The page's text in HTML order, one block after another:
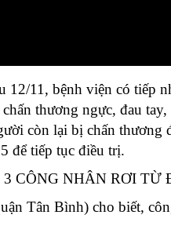
11, bệnh viện có tiếp
thương ngực, đau
còn lại bị chấn thương
để tiếp tục điều trị.
Tân Bình) cho biết,